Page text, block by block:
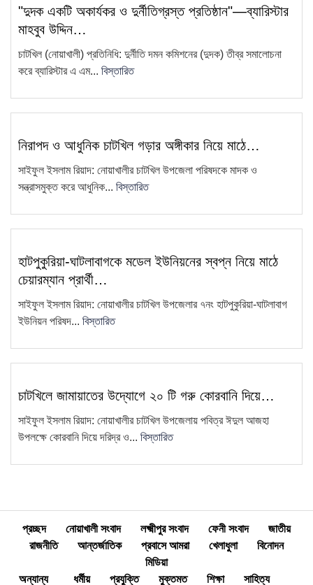
7
অপপ্রচারের প্রতিবাদে চাটখিলে
8
ফেসবুকে ফেইক আইডি দিয়ে আনিছ
10
সাংবাদিক কামরুল কাননের বিরুদ্ধে
ফেসবুকে অপপ্রচার, থানায় অভিযোগ
11
প্রতিবাদ—ধান পুড়িয়ে দেওয়ার কর্মসূচি
12
গ্রেফতার করেছে চাটখিলে থানা পুলিশ
13
কমিটি গঠন
15
"দুদক একটি অকার্যকর ও দুর্নীতিগ্রস্ত
প্রতিষ্ঠান"—ব্যারিস্টার মাহবুব উদ্দিন
খোকন
"দুদক একটি অকার্যকর ও দুর্নীতিগ্রস্ত প্রতিষ্ঠান"—ব্যারিস্টার
মাহবুব উদ্দিন…
চাটখিল (নোয়াখালী) প্রতিনিধি: দুর্নীতি দমন কমিশনের (দুদক) তীব্র সমালোচনা
করে ব্যারিস্টার এ এম... বিস্তারিত
নিরাপদ ও আধুনিক চাটখিল গড়ার অঙ্গীকার নিয়ে মাঠে…
সাইফুল ইসলাম রিয়াদ: নোয়াখালীর চাটখিল উপজেলা পরিষদকে মাদক ও
সন্ত্রাসমুক্ত করে আধুনিক... বিস্তারিত
হাটপুকুরিয়া-ঘাটলাবাগকে মডেল ইউনিয়নের স্বপ্ন নিয়ে মাঠে
চেয়ারম্যান প্রার্থী…
সাইফুল ইসলাম রিয়াদ: নোয়াখালীর চাটখিল উপজেলার ৭নং হাটপুকুরিয়া-ঘাটলাবাগ
ইউনিয়ন পরিষদ... বিস্তারিত
চাটখিলে জামায়াতের উদ্যোগে ২০ টি গরু কোরবানি দিয়ে…
সাইফুল ইসলাম রিয়াদ: নোয়াখালীর চাটখিল উপজেলায় পবিত্র ঈদুল আজহা
উপলক্ষে কোরবানি দিয়ে দরিদ্র ও... বিস্তারিত
প্রচ্ছদ নোয়াখালী সংবাদ লক্ষ্মীপুর সংবাদ ফেনী সংবাদ
জাতীয়
রাজনীতি
আন্তর্জাতিক প্রবাসে আমরা খেলাধুলা
বিনোদন
মিডিয়া
অন্যান্য
ধর্মীয় প্রযুক্তি মুক্তমত শিক্ষা সাহিত্য